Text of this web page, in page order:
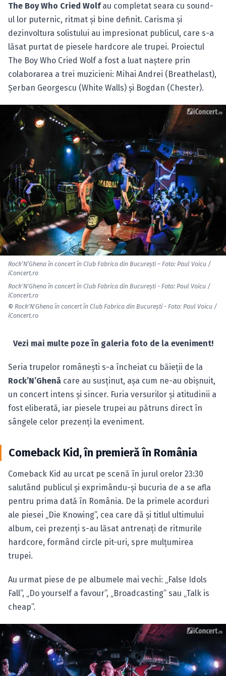
The Boy Who Cried Wolfau completat seara cu sound-
ul lor puternic, ritmat şi bine definit. Carisma şi
dezinvoltura solistului au impresionat publicul, care s-a
lăsat purtat de piesele hardcore ale trupei. Proiectul
The Boy Who Cried Wolf a fost a luat naştere prin
colaborarea a trei muzicieni: Mihai Andrei (Breathelast),
Şerban Georgescu (White Walls) şi Bogdan (Chester).
Rock’N’Ghena în concert în Club Fabrica din Bucureşti – Foto: Paul Voicu /
iConcert.ro
Rock'N'Ghena în concert în Club Fabrica din Bucureşti - Foto: Paul Voicu /
iConcert.ro
© Rock'N'Ghena în concert în Club Fabrica din Bucureşti - Foto: Paul Voicu /
iConcert.ro
Vezi mai multe poze în galeria foto de la eveniment!
Seria trupelor româneşti s-a încheiat cu băieţii de la
Rock’N’Ghenă care au susţinut, aşa cum ne-au obişnuit,
un concert intens şi sincer. Furia versurilor şi atitudinii a
fost eliberată, iar piesele trupei au pătruns direct în
sângele celor prezenţi la eveniment.
Comeback Kid, în premieră în România
Comeback Kid au urcat pe scenă în jurul orelor 23:30
salutând publicul şi exprimându-şi bucuria de a se afla
pentru prima dată în România. De la primele acorduri
ale piesei „Die Knowing”, cea care dă şi titlul ultimului
album, cei prezenţi s-au lăsat antrenaţi de ritmurile
hardcore, formând circle pit-uri, spre mulţumirea
trupei.
Au urmat piese de pe albumele mai vechi: „False Idols
Fall”, „Do yourself a favour”, „Broadcasting” sau „Talk is
cheap”.